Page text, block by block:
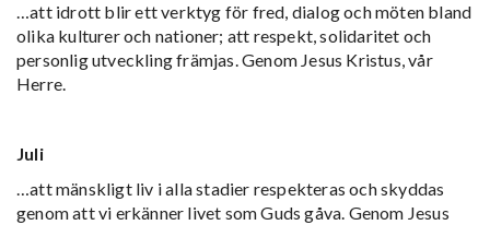
…att idrott blir ett verktyg för fred, dialog och möten bland
olika kulturer och nationer; att respekt, solidaritet och
personlig utveckling främjas. Genom Jesus Kristus, vår
Herre.
Juli
…att mänskligt liv i alla stadier respekteras och skyddas
genom att vi erkänner livet som Guds gåva. Genom Jesus